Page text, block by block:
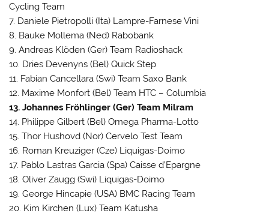
Cycling Team
7. Daniele Pietropolli (Ita) Lampre-Farnese Vini
8. Bauke Mollema (Ned) Rabobank
9. Andreas Klöden (Ger) Team Radioshack
10. Dries Devenyns (Bel) Quick Step
11. Fabian Cancellara (Swi) Team Saxo Bank
12. Maxime Monfort (Bel) Team HTC – Columbia
13. Johannes Fröhlinger (Ger) Team Milram
14. Philippe Gilbert (Bel) Omega Pharma-Lotto
15. Thor Hushovd (Nor) Cervelo Test Team
16. Roman Kreuziger (Cze) Liquigas-Doimo
17. Pablo Lastras Garcia (Spa) Caisse d’Epargne
18. Oliver Zaugg (Swi) Liquigas-Doimo
19. George Hincapie (USA) BMC Racing Team
20. Kim Kirchen (Lux) Team Katusha